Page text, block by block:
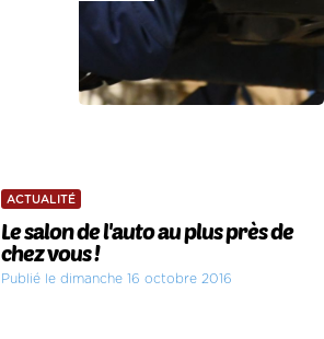
ACTUALITÉ
Le salon de l'auto au plus près de
chez vous !
Publié le dimanche 16 octobre 2016